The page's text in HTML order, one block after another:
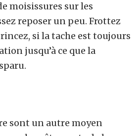
moisissures sur les
reposer un peu. Frottez
si la tache est toujours
jusqu’à ce que la
sont un autre moyen